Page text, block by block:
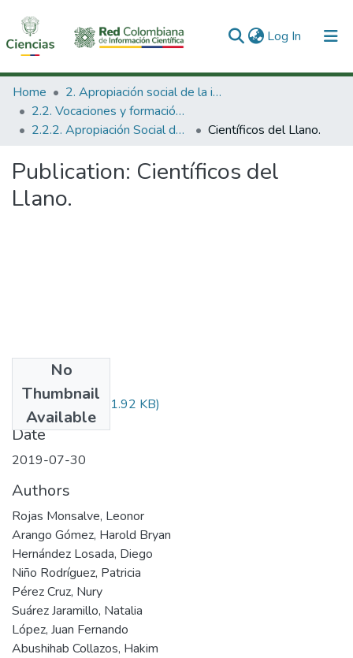
Log In (current)
Communities & Collections
All of DSpace
Home
2. Apropiación social de la información en Ciencia Tecnología e Innovación
2.2. Vocaciones y formación de la CTeI
2.2.2. Apropiación Social del Conocimiento
Científicos del Llano.
Publication: Científicos del
Llano.
No
Thumbnail
Available
Audiovisual.pdf(31.92 KB)
Date
2019-07-30
Authors
Rojas Monsalve, Leonor
Arango Gómez, Harold Bryan
Hernández Losada, Diego
Niño Rodríguez, Patricia
Pérez Cruz, Nury
Suárez Jaramillo, Natalia
López, Juan Fernando
Abushihab Collazos, Hakim